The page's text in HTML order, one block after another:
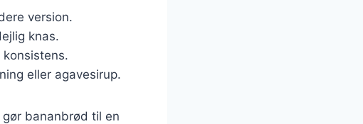
version.
knas.
eller agavesirup.
bananbrød til en